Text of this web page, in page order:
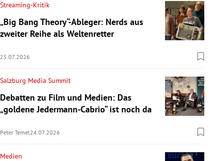
Streaming-Kritik
„Big Bang Theory“-Ableger: Nerds aus
zweiter Reihe als Weltenretter
25.07.2026
Salzburg Media Summit
Debatten zu Film und Medien: Das
„goldene Jedermann-Cabrio“ ist noch da
Peter Temel 24.07.2026
Medien